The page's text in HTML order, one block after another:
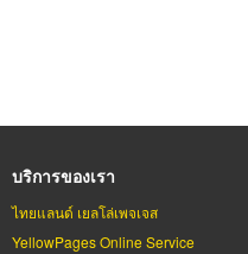
บริการของเรา
ไทยแลนด์ เยลโล่เพจเจส
YellowPages Online Service